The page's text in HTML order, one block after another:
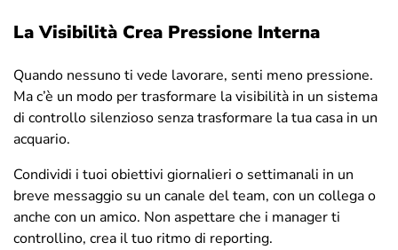
La Visibilità Crea Pressione Interna
Quando nessuno ti vede lavorare, senti meno pressione.
Ma c’è un modo per trasformare la visibilità in un sistema
di controllo silenzioso senza trasformare la tua casa in un
acquario.
Condividi i tuoi obiettivi giornalieri o settimanali in un
breve messaggio su un canale del team, con un collega o
anche con un amico. Non aspettare che i manager ti
controllino, crea il tuo ritmo di reporting.